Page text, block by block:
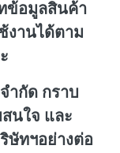
ข้อมูลสินค้า
งานได้ตาม
ำกัด กราบ
นใจ และ
ทฯอย่างต่อ